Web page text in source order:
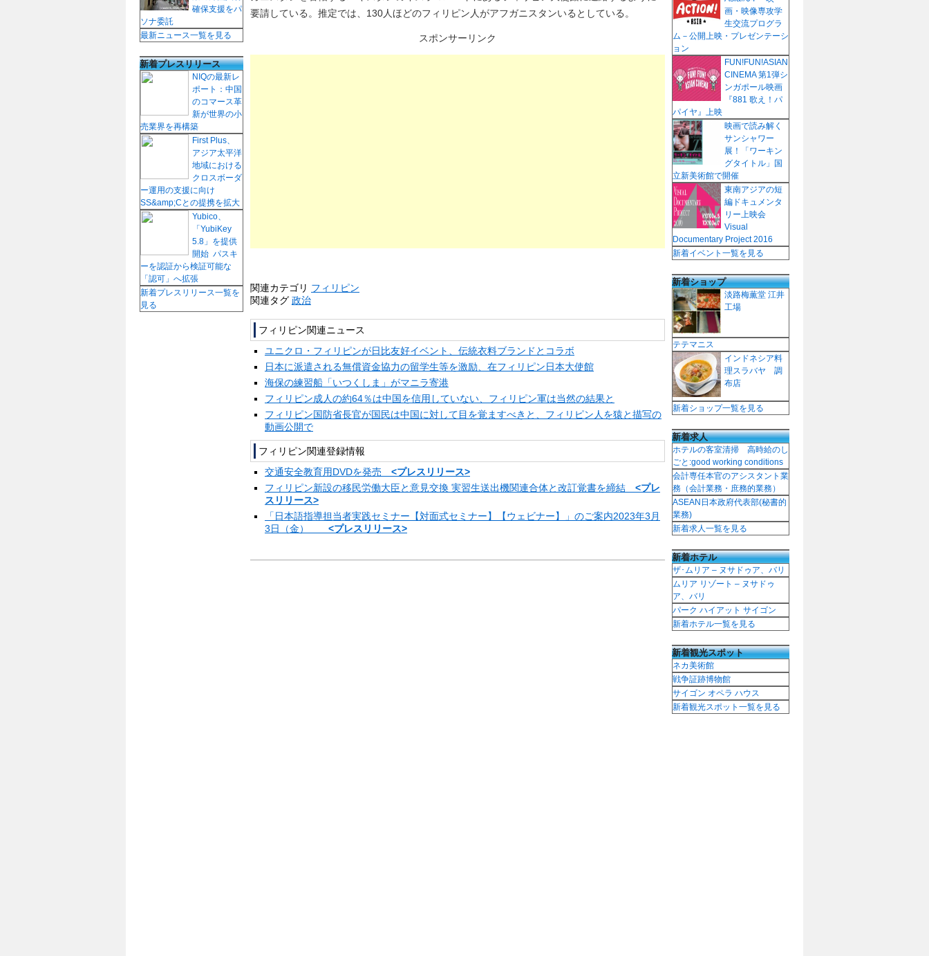
要請している。推定では、130人ほどのフィリピン人がアフガニスタンいるとしている。
スポンサーリンク
関連カテゴリ フィリピン
関連タグ 政治
フィリピン関連ニュース
ユニクロ・フィリピンが日比友好イベント、伝統衣料ブランドとコラボ
日本に派遣される無償資金協力の留学生等を激励、在フィリピン日本大使館
海保の練習船「いつくしま」がマニラ寄港
フィリピン成人の約64％は中国を信用していない、フィリピン軍は当然の結果と
フィリピン国防省長官が国民は中国に対して目を覚ますべきと、フィリピン人を猿と描写の
動画公開で
フィリピン関連登録情報
交通安全教育用DVDを発売 <プレスリリース>
フィリピン新設の移民労働大臣と意見交換 実習生送出機関連合体と改訂覚書を締結 <プレ
スリリース>
「日本語指導担当者実践セミナー【対面式セミナー】【ウェビナー】」のご案内2023年3月
3日（金） <プレスリリース>
確保支援をパ
ソナ委託
最新ニュース一覧を見る
新着プレスリリース
NIQの最新レ
ポート：中国
のコマース革
新が世界の小
売業界を再構築
First Plus、
アジア太平洋
地域における
クロスボーダ
ー運用の支援に向け
SS&amp;Cとの提携を拡大
Yubico、
「YubiKey
5.8」を提供
開始 パスキ
ーを認証から検証可能な
「認可」へ拡張
新着プレスリリース一覧を
見る
画・映像専攻学
生交流プログラ
ム－公開上映・プレゼンテーシ
ョン
FUN!FUN!ASIAN
CINEMA 第1弾シ
ンガポール映画
『881 歌え！パ
パイヤ』上映
映画で読み解く
サンシャワー
展！「ワーキン
グタイトル」国
立新美術館で開催
東南アジアの短
編ドキュメンタ
リー上映会
Visual
Documentary Project 2016
新着イベント一覧を見る
新着ショップ
淡路梅薫堂 江井
工場
テテマニス
インドネシア料
理スラバヤ 調
布店
新着ショップ一覧を見る
新着求人
ホテルの客室清掃 高時給のし
ごと:good working conditions
会計専任本官のアシスタント業
務（会計業務・庶務的業務）
ASEAN日本政府代表部(秘書的
業務)
新着求人一覧を見る
新着ホテル
ザ･ムリア – ヌサドゥア、バリ
ムリア リゾート – ヌサドゥ
ア、バリ
パーク ハイアット サイゴン
新着ホテル一覧を見る
新着観光スポット
ネカ美術館
戦争証跡博物館
サイゴン オペラ ハウス
新着観光スポット一覧を見る